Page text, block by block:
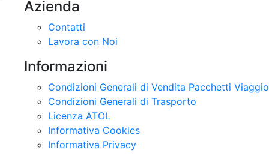
sempre il sito ufficiale delle strutture.
Apri il Menu'
Contatti
Lavora con Noi
Informazioni